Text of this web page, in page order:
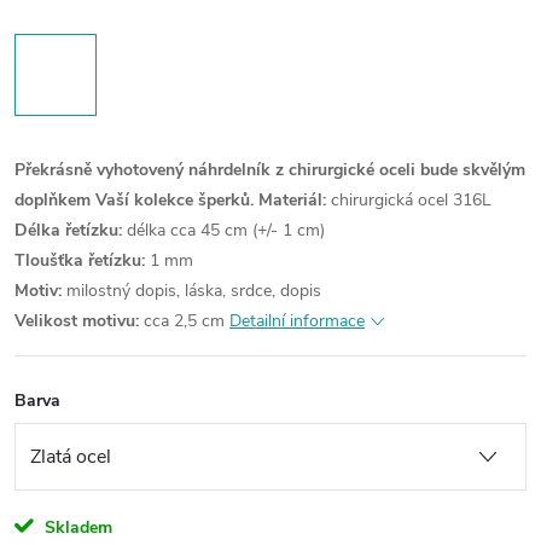
Překrásně vyhotovený náhrdelník z chirurgické oceli bude skvělým
doplňkem Vaší kolekce šperků. Materiál: chirurgická ocel 316L
Délka řetízku: délka cca 45 cm (+/- 1 cm)
Tloušťka řetízku: 1 mm
Motiv: milostný dopis, láska, srdce, dopis
Velikost motivu: cca 2,5 cm Detailní informace
Barva
Skladem